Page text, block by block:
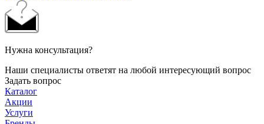
Нужна консультация?
Наши специалисты ответят на любой интересующий вопрос
Задать вопрос
Каталог
Акции
Услуги